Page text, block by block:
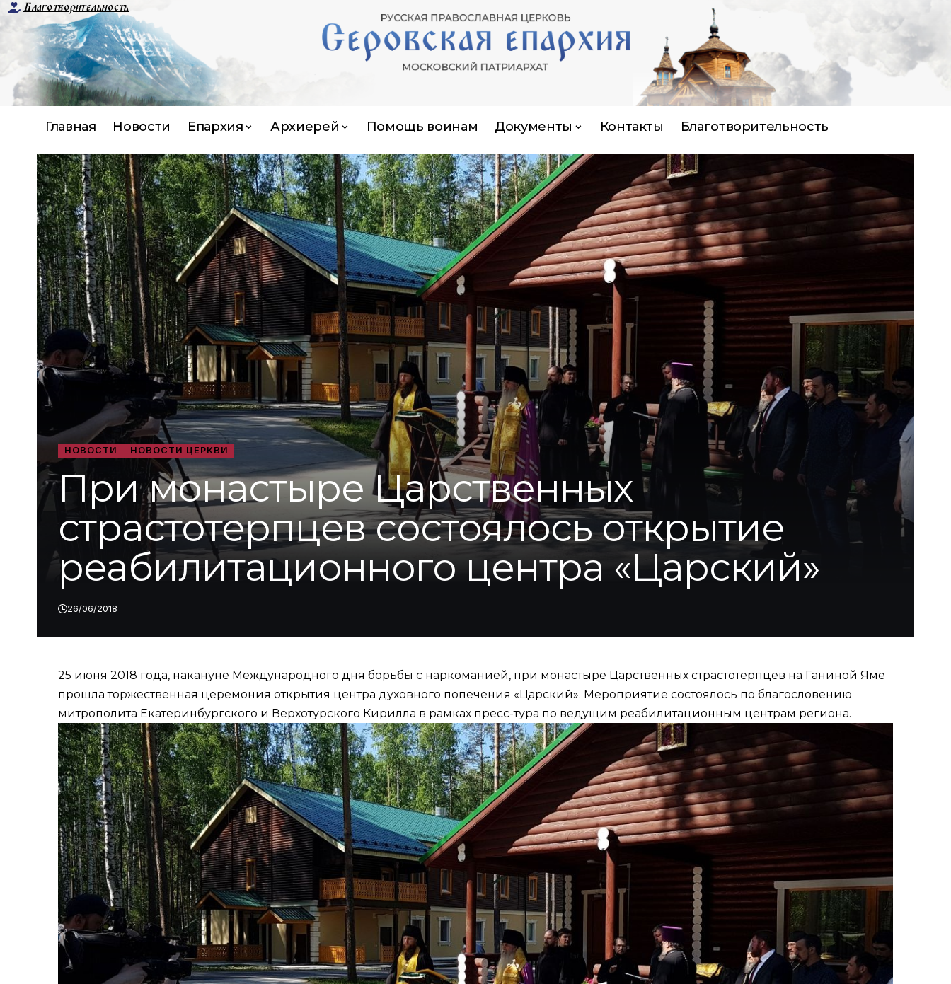
Благотворительность
Главная Новости Епархия Архиерей Помощь воинам Документы Контакты Благотворительность
НОВОСТИ НОВОСТИ ЦЕРКВИ
При монастыре Царственных
страстотерпцев состоялось открытие
реабилитационного центра «Царский»
26/06/2018
25 июня 2018 года, накануне Международного дня борьбы с наркоманией, при монастыре Царственных страстотерпцев на Ганиной Яме
прошла торжественная церемония открытия центра духовного попечения «Царский». Мероприятие состоялось по благословению
митрополита Екатеринбургского и Верхотурского Кирилла в рамках пресс-тура по ведущим реабилитационным центрам региона.